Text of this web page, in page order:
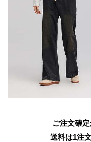
ご注文確
送料は1注